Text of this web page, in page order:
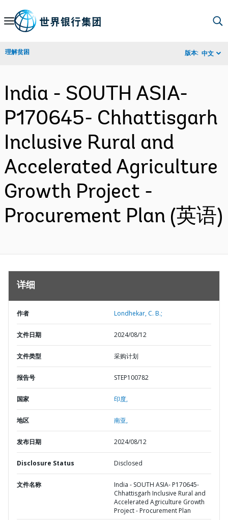
Skip
Navigation
理解贫困 版本: 中文
India - SOUTH ASIA-
P170645- Chhattisgarh
Inclusive Rural and
Accelerated Agriculture
Growth Project -
Procurement Plan (英语)
详细
作者 Londhekar, C. B.;
文件日期 2024/08/12
文件类型 采购计划
报告号 STEP100782
国家 印度,
地区 南亚,
发布日期 2024/08/12
Disclosure Status Disclosed
文件名称
India - SOUTH ASIA- P170645-
Chhattisgarh Inclusive Rural and
Accelerated Agriculture Growth
Project - Procurement Plan